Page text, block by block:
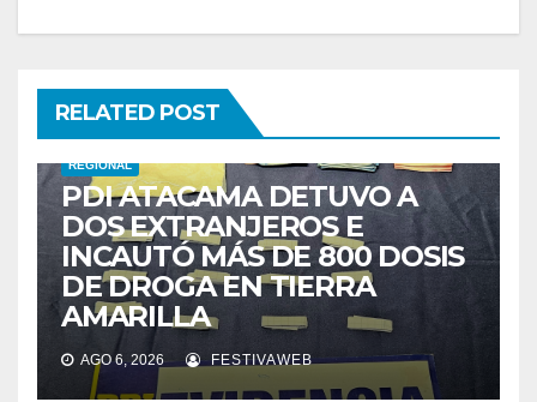
RELATED POST
REGIONAL
PDI ATACAMA DETUVO A
DOS EXTRANJEROS E
INCAUTÓ MÁS DE 800 DOSIS
DE DROGA EN TIERRA
AMARILLA
AGO 6, 2026 FESTIVAWEB